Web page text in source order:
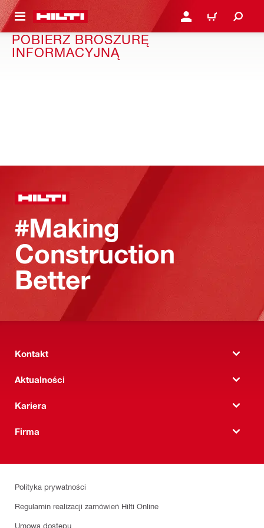
GŁÓWNEJ ZALOGUJ SIĘ LUB
KOSZYK
POBIERZ BROSZURĘ
INFORMACYJNĄ
#Making
Construction
Better
Kontakt
Aktualności
Kariera
Firma
Polityka prywatności
Regulamin realizacji zamówień Hilti Online
Umowa dostępu